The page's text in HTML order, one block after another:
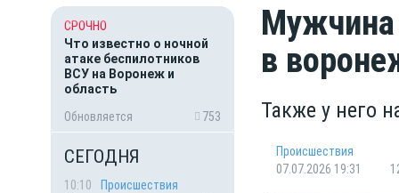
СРОЧНО
Что известно о ночной
атаке беспилотников
ВСУ на Воронеж и
область
Обновляется
753
СЕГОДНЯ
10:10
Происшествия
в
Также у него
Происшествия
07.07.2026 19:31